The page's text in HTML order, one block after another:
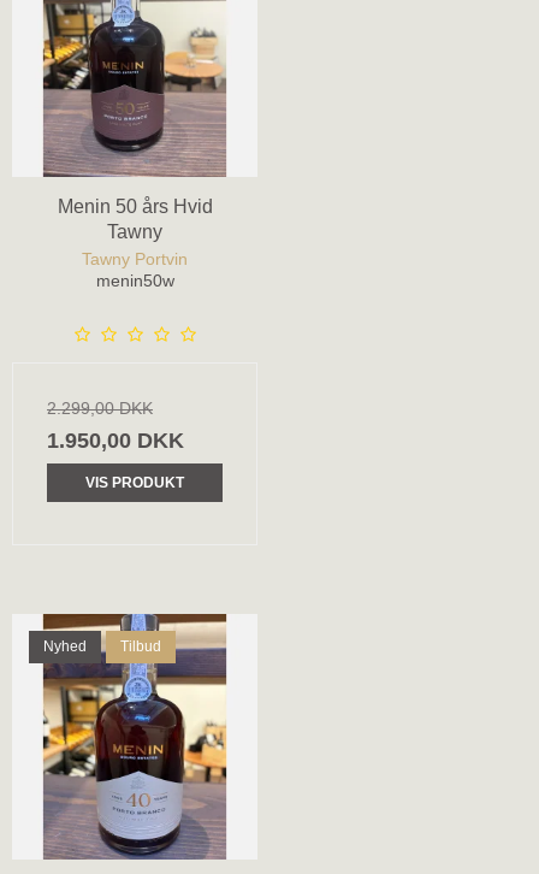
Menin 50 års Hvid
Tawny
Tawny Portvin
menin50w
2.299,00 DKK
1.950,00 DKK
VIS PRODUKT
Nyhed Tilbud